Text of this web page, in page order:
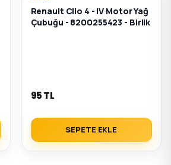
Renault Clio 4 - IV Motor Yağ
Çubuğu - 8200255423 - Birlik
95 TL
SEPETE EKLE